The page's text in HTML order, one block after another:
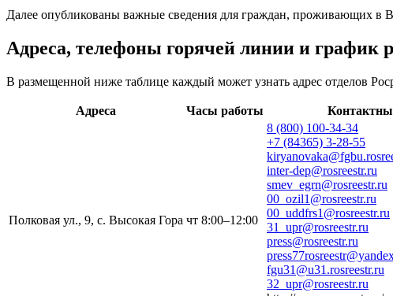
Далее опубликованы важные сведения для граждан, проживающих в
Адреса, телефоны горячей линии и график
В размещенной ниже таблице каждый может узнать адрес отделов
Адреса Часы работы
Полковая ул., 9, с. Высокая Гора чт 8:00–12:00
8 (800) 100-34-34
+7 (84365) 3-28-55
inter-dep@rosreestr.ru
smev_egrn@rosreestr.ru
00_ozil1@rosreestr.ru
00_uddfrs1@rosreestr.ru
31_upr@rosreestr.ru
press@rosreestr.ru
fgu31@u31.rosreestr.ru
32_upr@rosreestr.ru